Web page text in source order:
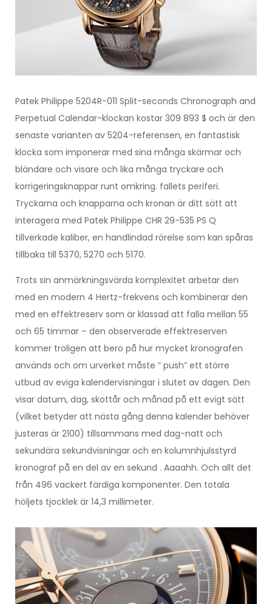
Patek Philippe 5204R-011 Split-seconds Chronograph and
Perpetual Calendar-klockan kostar 309 893 $ och är den
senaste varianten av 5204-referensen, en fantastisk
klocka som imponerar med sina många skärmar och
bländare och visare och lika många tryckare och
korrigeringsknappar runt omkring. fallets periferi.
Tryckarna och knapparna och kronan är ditt sätt att
interagera med Patek Philippe CHR 29-535 PS Q
tillverkade kaliber, en handlindad rörelse som kan spåras
tillbaka till 5370, 5270 och 5170.
Trots sin anmärkningsvärda komplexitet arbetar den
med en modern 4 Hertz-frekvens och kombinerar den
med en effektreserv som är klassad att falla mellan 55
och 65 timmar – den observerade effektreserven
kommer troligen att bero på hur mycket kronografen
används och om urverket måste ” push” ett större
utbud av eviga kalendervisningar i slutet av dagen. Den
visar datum, dag, skottår och månad på ett evigt sätt
(vilket betyder att nästa gång denna kalender behöver
justeras är 2100) tillsammans med dag-natt och
sekundära sekundvisningar och en kolumnhjulsstyrd
kronograf på en del av en sekund . Aaaahh. Och allt det
från 496 vackert färdiga komponenter. Den totala
höljets tjocklek är 14,3 millimeter.